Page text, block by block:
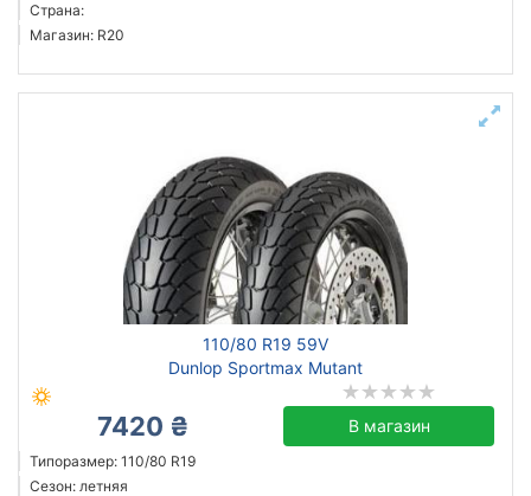
Страна:
Магазин: R20
110/80 R19 59V
Dunlop Sportmax Mutant
7420 ₴ В магазин
Типоразмер: 110/80 R19
Сезон: летняя